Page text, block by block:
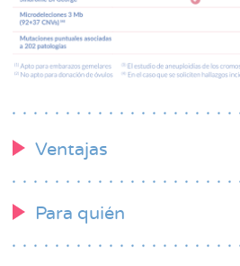
Ventajas
Para quién